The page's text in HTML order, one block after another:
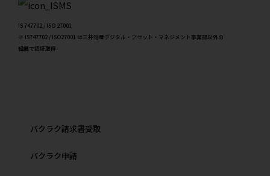
IS 747702 / ISO 27001
※ IS747702 / ISO27001 は三井物産デジタル・アセット・マネジメント事業部以外の
組織で認証取得
バクラク請求書受取
バクラク申請